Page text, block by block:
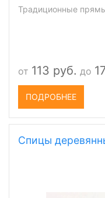
Традиционные
от 113 руб. до
ПОДРОБНЕЕ
Спицы